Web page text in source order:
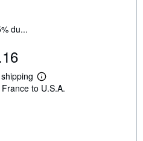
du...
L
e
to U.S.A.